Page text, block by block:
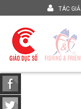
TÁC GIẢ